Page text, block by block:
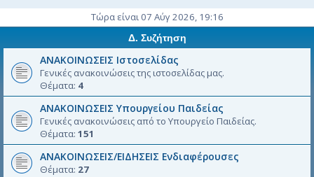
ν
α
ζ
η
Τώρα είναι 07 Αύγ 2026, 19:16
Δ. Συζήτηση
ΑΝΑΚΟΙΝΩΣΕΙΣ Ιστοσελίδας
Γενικές ανακοινώσεις της ιστοσελίδας μας.
Θέματα: 4
ΑΝΑΚΟΙΝΩΣΕΙΣ Υπουργείου Παιδείας
Γενικές ανακοινώσεις από το Υπουργείο Παιδείας.
Θέματα: 151
ΑΝΑΚΟΙΝΩΣΕΙΣ/ΕΙΔΗΣΕΙΣ Ενδιαφέρουσες
Θέματα: 27